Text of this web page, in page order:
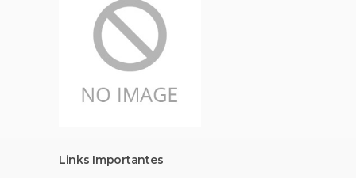
Links Importantes